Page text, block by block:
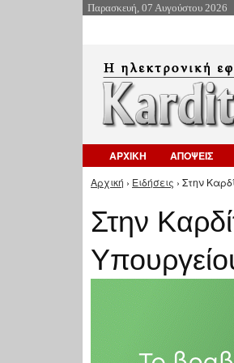
Παρασκευή, 07 Αυγούστου 2026
ΑΡΧΙΚΗ ΑΠΟΨΕΙΣ
Είστε εδώ
Αρχική › Ειδήσεις › Στην
Στην